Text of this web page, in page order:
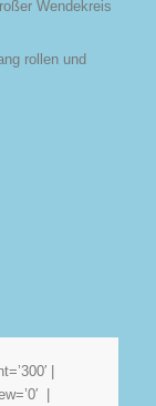
Wendekreis
rollen und
|
|